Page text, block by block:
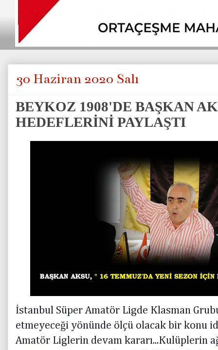
30 Haziran 2020 Salı
BEYKOZ 1908'DE BAŞKAN
HEDEFLERİNİ PAYLAŞTI
İstanbul Süper Amatör Ligde Klasman
etmeyeceği yönünde ölçü olacak bir konu
Amatör Liglerin devam kararı...Kulüplerin